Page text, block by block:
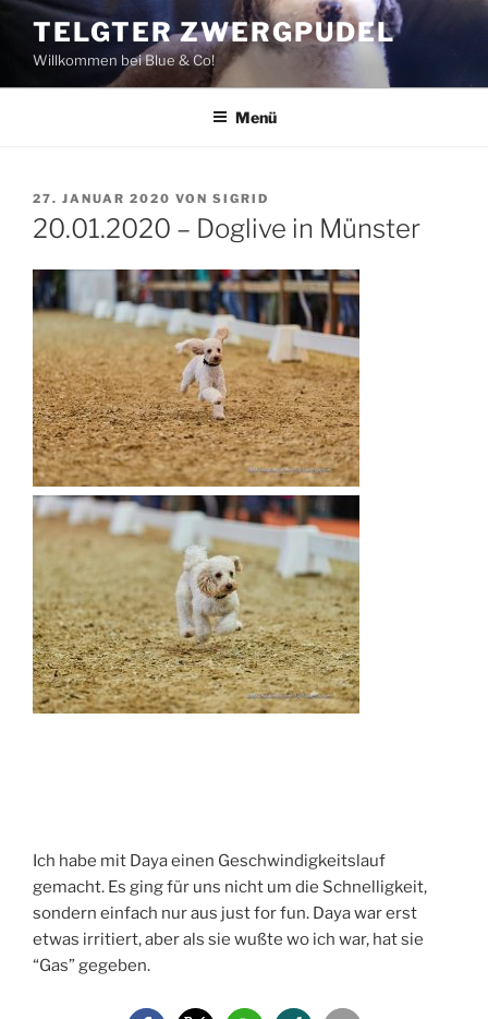
Zum
Inhalt
springen
TELGTER ZWERGPUDEL
Willkommen bei Blue & Co!
Menü
VERÖFFENTLICHT
AM
27. JANUAR 2020 VON SIGRID
20.01.2020 – Doglive in Münster
Ich habe mit Daya einen Geschwindigkeitslauf
gemacht. Es ging für uns nicht um die Schnelligkeit,
sondern einfach nur aus just for fun. Daya war erst
etwas irritiert, aber als sie wußte wo ich war, hat sie
“Gas” gegeben.